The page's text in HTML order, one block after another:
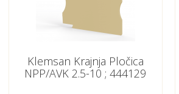
Klemsan Krajnja Pločica
NPP/AVK 2.5-10 ; 444129